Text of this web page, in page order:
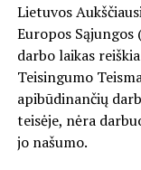
Lietuvos
Europos Sąjungos
darbo laikas
Teisingumo
apibūdinančių
teisėje, nėra
jo našumo.